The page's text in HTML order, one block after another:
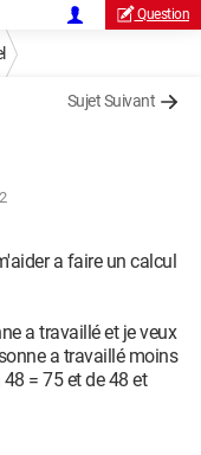
Question
Sujet Suivant
a faire un calcul
a travaillé et je veux
a travaillé moins
= 75 et de 48 et